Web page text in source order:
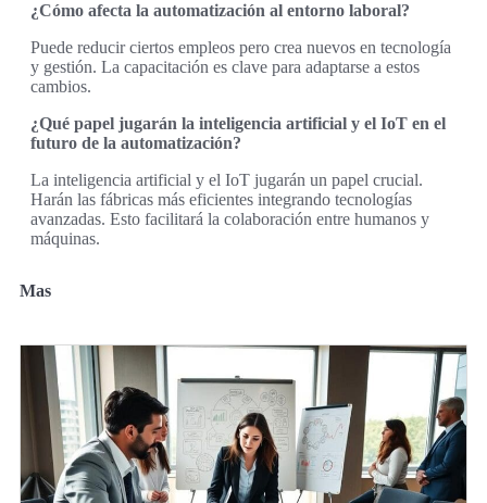
¿Cómo afecta la automatización al entorno laboral?
Puede reducir ciertos empleos pero crea nuevos en tecnología
y gestión. La capacitación es clave para adaptarse a estos
cambios.
¿Qué papel jugarán la inteligencia artificial y el IoT en el
futuro de la automatización?
La inteligencia artificial y el IoT jugarán un papel crucial.
Harán las fábricas más eficientes integrando tecnologías
avanzadas. Esto facilitará la colaboración entre humanos y
máquinas.
Mas